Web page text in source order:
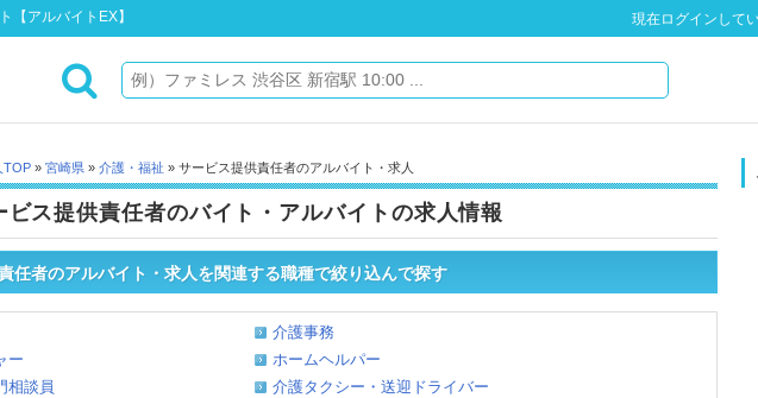
【アルバイトEX】 現在ログインして
TOP » 宮崎県 » 介護・福祉 » サービス提供責任者のアルバイト・求人
ビス提供責任者のバイト・アルバイトの求人情報
任者のアルバイト・求人を関連する職種で絞り込んで探す
介護事務
ー
ホームヘルパー
相談員
介護タクシー・送迎ドライバー